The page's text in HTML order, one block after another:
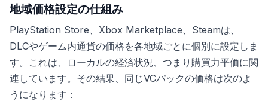
地域価格設定の仕組み
PlayStation Store、Xbox Marketplace、Steamは、
DLCやゲーム内通貨の価格を各地域ごとに個別に設定しま
す。これは、ローカルの経済状況、つまり購買力平価に関
連しています。その結果、同じVCパックの価格は次のよ
うになります：